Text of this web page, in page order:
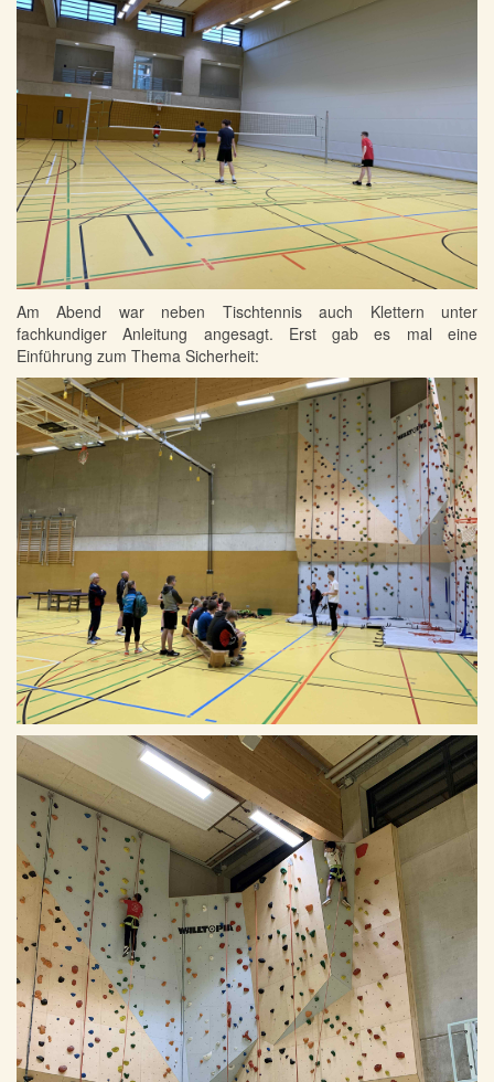
Am Abend war neben Tischtennis auch Klettern unter
fachkundiger Anleitung angesagt. Erst gab es mal eine
Einführung zum Thema Sicherheit: